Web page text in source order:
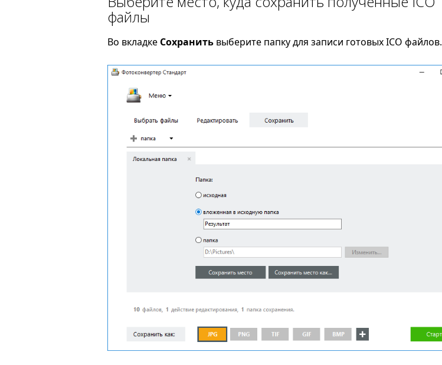
файлы
Во вкладке Сохранитьвыберите папку для записи готовых ICO файлов.